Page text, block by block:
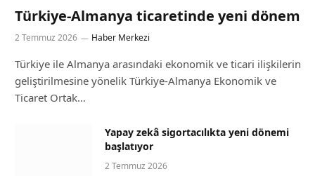
Türkiye-Almanya ticaretinde yeni dönem
2 Temmuz 2026 Haber Merkezi
Türkiye ile Almanya arasındaki ekonomik ve ticari ilişkilerin
geliştirilmesine yönelik Türkiye-Almanya Ekonomik ve
Ticaret Ortak…
Yapay zekâ sigortacılıkta yeni dönemi
başlatıyor
2 Temmuz 2026